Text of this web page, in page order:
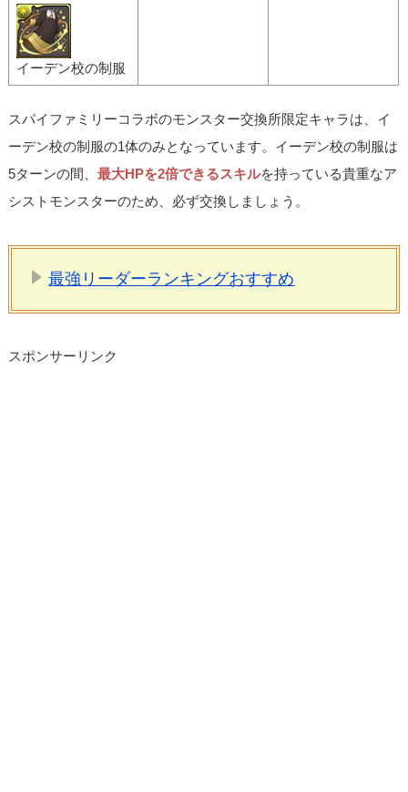
イーデン校の制服
スパイファミリーコラボのモンスター交換所限定キャラは、イ
ーデン校の制服の1体のみとなっています。イーデン校の制服は
5ターンの間、最大HPを2倍できるスキルを持っている貴重なア
シストモンスターのため、必ず交換しましょう。
最強リーダーランキングおすすめ
スポンサーリンク